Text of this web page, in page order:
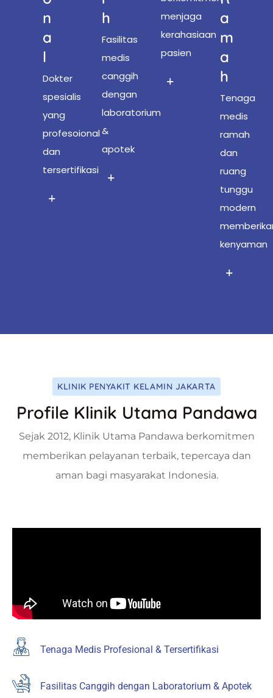
N
A
L
Dokter
spesialis
yang
profesoional
dan
tersertifikasi
H
Fasilitas
medis
canggih
dengan
laboratorium
&
apotek
menjaga
kerahasiaan
pasien
A
M
A
H
Tenaga
medis
ramah
dan
ruang
tunggu
modern
kenyaman
KLINIK PENYAKIT KELAMIN JAKARTA
Profile Klinik Utama Pandawa
Sejak 2012, Klinik Utama Pandawa berkomitmen
memberikan pelayanan terbaik, tepercaya dan
aman bagi masyarakat Indonesia.
Tenaga Medis Profesional & Tersertifikasi
Fasilitas Canggih dengan Laboratorium & Apotek